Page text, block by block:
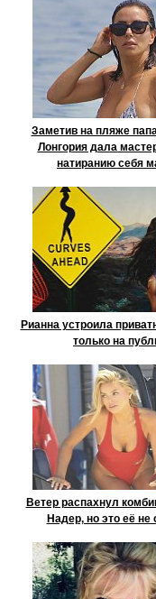
Заметив на пляже
Лонгория дала
натиранию себя
Рианна устроила
только на
Ветер распахнул
Надер, но это её не